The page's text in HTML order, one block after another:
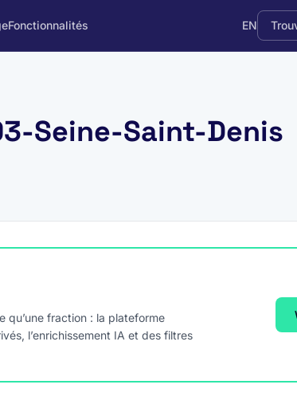
Fonctionnalités EN
Seine-Saint-Denis
qu’une fraction : la plateforme
l’enrichissement IA et des filtres